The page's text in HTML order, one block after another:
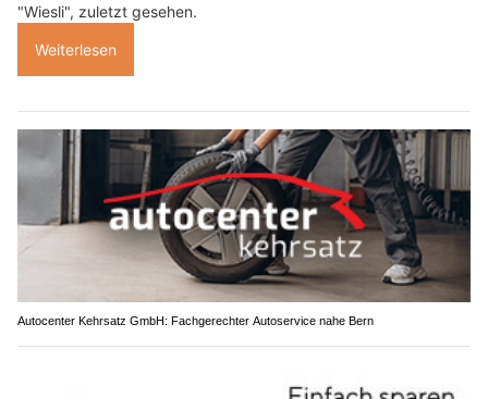
"Wiesli", zuletzt gesehen.
Weiterlesen
Autocenter Kehrsatz GmbH: Fachgerechter Autoservice nahe Bern